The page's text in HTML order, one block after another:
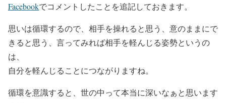
Facebookでコメントしたことを追記しておきます。
思いは循環するので、相手を操れると思う、意のままにで
きると思う、言ってみれば相手を軽んじる姿勢というの
は、
自分を軽んじることにつながりますね。
循環を意識すると、世の中って本当に深いなぁと思います